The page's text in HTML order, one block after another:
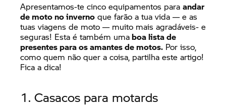
Apresentamos-te cinco equipamentos para andar
de moto no inverno que farão a tua vida — e as
tuas viagens de moto — muito mais agradáveis- e
seguras! Esta é também umaboa lista de
presentes para os amantes de motos. Por isso,
como quem não quer a coisa, partilha este artigo!
Fica a dica!
1. Casacos para motards